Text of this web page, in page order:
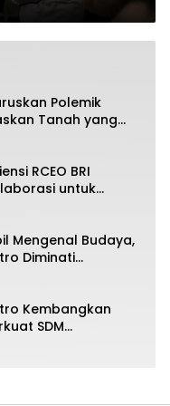
Polemik
Tanah yang
Provinsi
RCEO BRI
untuk
dan SDM
Mengenal Budaya,
Diminati
Kembangkan
SDM